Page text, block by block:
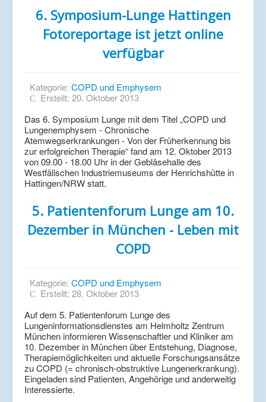
6. Symposium-Lunge Hattingen
Fotoreportage ist jetzt online
verfügbar
Kategorie: COPD und Emphysem
Erstellt: 20. Oktober 2013
Das 6. Symposium Lunge mit dem Titel „COPD und
Lungenemphysem - Chronische
Atemwegserkrankungen - Von der Früherkennung bis
zur erfolgreichen Therapie“ fand am 12. Oktober 2013
von 09.00 - 18.00 Uhr in der Gebläsehalle des
Westfälischen Industriemuseums der Henrichshütte in
Hattingen/NRW statt.
5. Patientenforum Lunge am 10.
Dezember in München - Leben mit
COPD
Kategorie: COPD und Emphysem
Erstellt: 28. Oktober 2013
Auf dem 5. Patientenforum Lunge des
Lungeninformationsdienstes am Helmholtz Zentrum
München informieren Wissenschaftler und Kliniker am
10. Dezember in München über Entstehung, Diagnose,
Therapiemöglichkeiten und aktuelle Forschungsansätze
zu COPD (= chronisch-obstruktive Lungenerkrankung).
Eingeladen sind Patienten, Angehörige und anderweitig
Interessierte.